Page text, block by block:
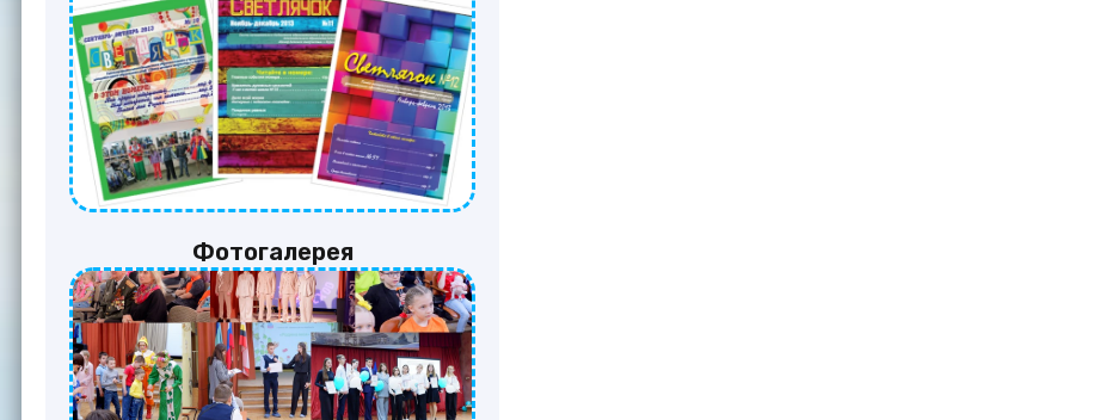
Фотогалерея